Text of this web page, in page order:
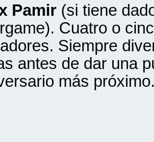
Pamir (si tiene
Cuatro o
Siempre
antes de dar una
más